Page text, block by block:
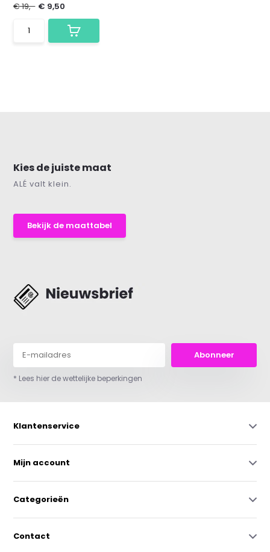
€ 19,- € 9,50
Kies de juiste maat
ALÉ valt klein.
Bekijk de maattabel
Abonneer
* Lees hier de wettelijke beperkingen
Klantenservice
Mijn account
Categorieën
Contact